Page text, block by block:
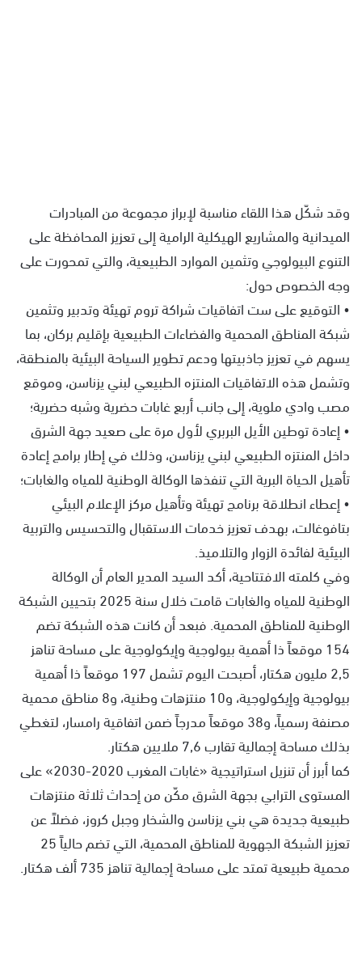
وقد شكّل هذا اللقاء مناسبة لإبراز مجموعة من المبادرات
الميدانية والمشاريع الهيكلية الرامية إلى تعزيز المحافظة على
التنوع البيولوجي وتثمين الموارد الطبيعية، والتي تمحورت على
وجه الخصوص حول:
• التوقيع على ست اتفاقيات شراكة تروم تهيئة وتدبير وتثمين
شبكة المناطق المحمية والفضاءات الطبيعية بإقليم بركان، بما
يسهم في تعزيز جاذبيتها ودعم تطوير السياحة البيئية بالمنطقة،
وتشمل هذه الاتفاقيات المنتزه الطبيعي لبني يزناسن، وموقع
مصب وادي ملوية، إلى جانب أربع غابات حضرية وشبه حضرية؛
• إعادة توطين الأيل البربري لأول مرة على صعيد جهة الشرق
داخل المنتزه الطبيعي لبني يزناسن، وذلك في إطار برامج إعادة
تأهيل الحياة البرية التي تنفذها الوكالة الوطنية للمياه والغابات؛
• إعطاء انطلاقة برنامج تهيئة وتأهيل مركز الإعلام البيئي
بتافوغالت، بهدف تعزيز خدمات الاستقبال والتحسيس والتربية
البيئية لفائدة الزوار والتلاميذ.
وفي كلمته الافتتاحية، أكد السيد المدير العام أن الوكالة
الوطنية للمياه والغابات قامت خلال سنة 2025 بتحيين الشبكة
الوطنية للمناطق المحمية. فبعد أن كانت هذه الشبكة تضم
154 موقعاً ذا أهمية بيولوجية وإيكولوجية على مساحة تناهز
2,5 مليون هكتار، أصبحت اليوم تشمل 197 موقعاً ذا أهمية
بيولوجية وإيكولوجية، و10 منتزهات وطنية، و8 مناطق محمية
مصنفة رسمياً، و38 موقعاً مدرجاً ضمن اتفاقية رامسار، لتغطي
بذلك مساحة إجمالية تقارب 7,6 ملايين هكتار.
كما أبرز أن تنزيل استراتيجية «غابات المغرب 2020-2030» على
المستوى الترابي بجهة الشرق مكّن من إحداث ثلاثة منتزهات
طبيعية جديدة هي بني يزناسن والشخار وجبل كروز، فضلاً عن
تعزيز الشبكة الجهوية للمناطق المحمية، التي تضم حالياً 25
محمية طبيعية تمتد على مساحة إجمالية تناهز 735 ألف هكتار.